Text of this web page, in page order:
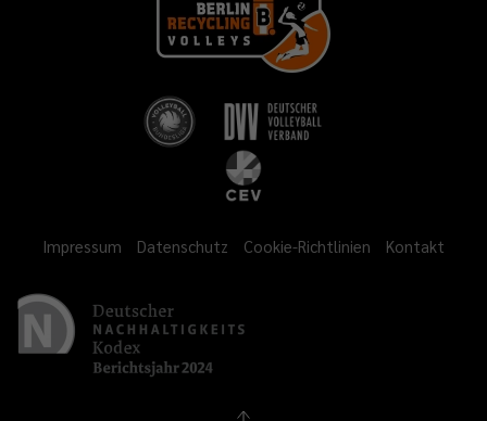
Impressum Datenschutz Cookie-Richtlinien Kontakt